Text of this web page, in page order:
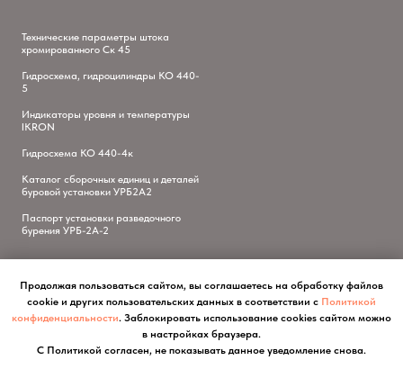
Продолжая пользоваться сайтом, вы соглашаетесь на обработку файлов
cookie и других пользовательских данных в соответствии с Политикой
конфиденциальности. Заблокировать использование cookies сайтом можно
в настройках браузера.
С Политикой согласен, не показывать данное уведомление снова.
Технические параметры штока
хромированного Ск 45
Гидросхема, гидроцилиндры КО 440-
5
Индикаторы уровня и температуры
IKRON
Гидросхема КО 440-4к
Каталог сборочных единиц и деталей
буровой установки УРБ2А2
Паспорт установки разведочного
бурения УРБ-2А-2